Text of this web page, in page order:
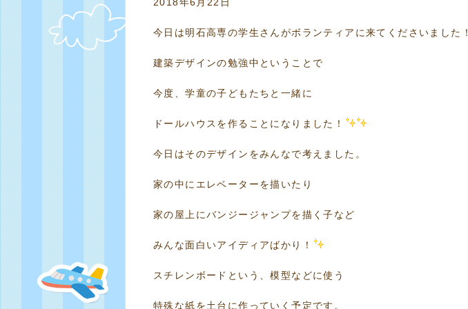
今日は明石高専の学生さんがボランティアに来てくださいました！
建築デザインの勉強中ということで
今度、学童の子どもたちと一緒に
ドールハウスを作ることになりました！
今日はそのデザインをみんなで考えました。
家の中にエレベーターを描いたり
家の屋上にバンジージャンプを描く子など
みんな面白いアイディアばかり！
スチレンボードという、模型などに使う
特殊な紙を土台に作っていく予定です。